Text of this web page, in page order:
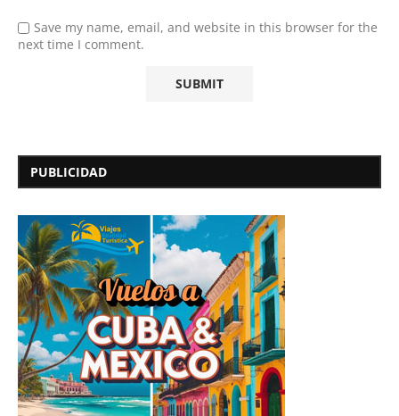
Save my name, email, and website in this browser for the
next time I comment.
PUBLICIDAD